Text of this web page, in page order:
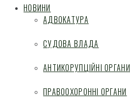
НОВИНИ
АДВОКАТУРА
СУДОВА ВЛАДА
АНТИКОРУПЦІЙНІ ОРГАНИ
ПРАВООХОРОННІ ОРГАНИ